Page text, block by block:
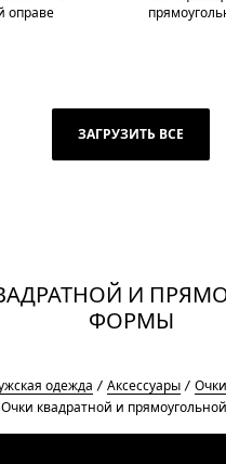
оправе
ЗАГРУЗИТЬ ВСЕ
И
ФОРМЫ
одежда Аксессуары Очки
Очки квадратной и